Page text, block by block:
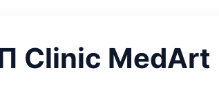
Clinic MedArt